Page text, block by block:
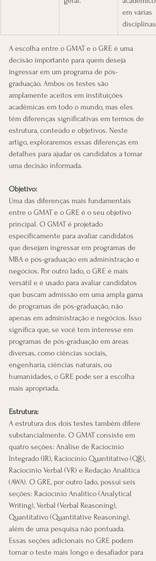
em várias
disciplinas.
A escolha entre o GMAT e o GRE é uma
decisão importante para quem deseja
ingressar em um programa de pós-
graduação. Ambos os testes são
amplamente aceitos em instituições
acadêmicas em todo o mundo, mas eles
têm diferenças significativas em termos de
estrutura, conteúdo e objetivos. Neste
artigo, exploraremos essas diferenças em
detalhes para ajudar os candidatos a tomar
uma decisão informada.
Objetivo:
Uma das diferenças mais fundamentais
entre o GMAT e o GRE é o seu objetivo
principal. O GMAT é projetado
especificamente para avaliar candidatos
que desejam ingressar em programas de
MBA e pós-graduação em administração e
negócios. Por outro lado, o GRE é mais
versátil e é usado para avaliar candidatos
que buscam admissão em uma ampla gama
de programas de pós-graduação, não
apenas em administração e negócios. Isso
significa que, se você tem interesse em
programas de pós-graduação em áreas
diversas, como ciências sociais,
engenharia, ciências naturais, ou
humanidades, o GRE pode ser a escolha
mais apropriada.
Estrutura:
A estrutura dos dois testes também difere
substancialmente. O GMAT consiste em
quatro seções: Análise de Raciocínio
Integrado (IR), Raciocínio Quantitativo (QR),
Raciocínio Verbal (VR) e Redação Analítica
(AWA). O GRE, por outro lado, possui seis
seções: Raciocínio Analítico (Analytical
Writing), Verbal (Verbal Reasoning),
Quantitativo (Quantitative Reasoning),
além de uma pesquisa não pontuada.
Essas seções adicionais no GRE podem
tornar o teste mais longo e desafiador para